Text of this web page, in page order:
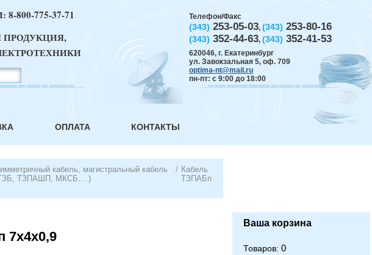
Телефон/Факс
(343) 253-05-03, (343) 253-80-16
(343) 352-44-63, (343) 352-41-53
620046, г. Екатеринбург
ул. Завокзальная 5, оф. 709
optima-nt@mail.ru
пн-пт: с 9:00 до 18:00
8-800-775-37-71
ПРОДУКЦИЯ,
ОПЛАТА КОНТАКТЫ
кабель, магистральный кабель
ТЗПАШП, МКСБ….)
/ Кабель
ТЗПАБп
7х4х0,9
Ваша корзина
Товаров: 0